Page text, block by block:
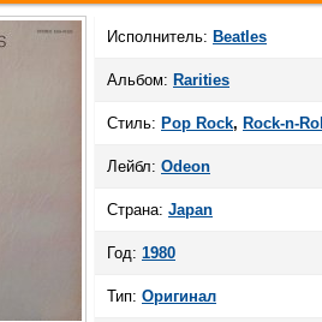
Исполнитель: Beatles
Альбом: Rarities
Стиль: Pop Rock, Rock-n-Roll
Лейбл: Odeon
Страна: Japan
Год: 1980
Тип: Оригинал